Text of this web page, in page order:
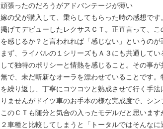
頑張ったのだろうがアドバンテージが薄い
嫁の父が購入して、乗らしてもらった時の感想で
掲げてデビューしたレクサスＣＴ。正直言って、
を感じるか？と言われれば「感じない」というの
まず、ライバルの１シリーズもＡ３にも共通して
して独特のポリシーと情熱を感じること。その事
無で、未だ斬新なオーラを漂わせていることです
を繰り返し、丁寧にコツコツと熟成させて行く手
りませんがドイツ車のお手本の様な完成度で、シ
このＣＴも随分と気合の入ったモデルだと思いま
２車種と比較してしまうと「トータルではそんな